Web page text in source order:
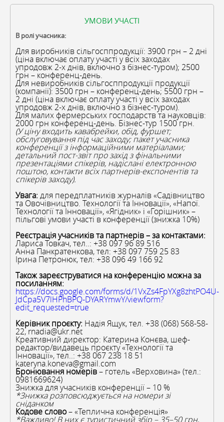
УМОВИ УЧАСТІ
В ролі учасника:
Для виробників сільгосппродукції: 3900 грн – 2 дні
(ціна включає оплату участі у всіх заходах
упродовж 2-х днів, включно з бізнес-туром); 2500
грн – конференц-день.
Для невиробників сільгосппродукції продукції
(компанії): 3500 грн – конференц-день; 5500 грн –
2 дні (ціна включає оплату участі у всіх заходах
упродовж 2-х днів, включно з бізнес-туром).
Для малих фермерських господарств та науковців:
2000 грн конференц-день. Бізнес-тур 1500 грн.
(У ціну входить кавабрейки, обід, фуршет;
обслуговування під час заходу; пакет учасника
конференції з інформаційними матеріалами;
детальний пост-звіт про захід з фінальними
презентаціями спікерів, надіслані електронною
поштою, контакти всіх партнерів-експонентів та
спікерів заходу).
Увага: для передплатників журналів «Садівництво
та Овочівництво. Технології та Інновації», «Напої.
Технології та Інновації», «Ягідник» і «Горішник» –
пільгові умови участі в конференції (знижка 10%)
Реєстрація учасників та партнерів – за контактами:
Лариса Товкач, тел..: +38 097 96 89 516
Анна Панкратенкова, тел: +38 097 759 25 83
Ірина Петронюк, тел: +38 096 49 166 92
Також зареєструватися на конференцію можна за
посиланням:
https://docs.google.com/forms/d/1VxZs4FpYXg8zhtPO4U-
JdCpa5V7lHPhBPQ-DYARYmwY/viewform?
edit_requested=true
Керівник проєкту: Надія Ящук, тел. +38 (068) 568-58-
22, rnadia@ukr.net
Креативний директор: Катерина Конєва, шеф-
редактор/видавець проєкту «Технології та
Інновації», тел..: +38 067 238 18 51
kateryna.koneva@gmail.com
Бронювання номерів– готель «Верховина» (тел.:
0981669624)
Знижка для учасників конференції – 10 %
*Знижка розповсюджується на номери зі
сніданком
Кодове слово– «Теплична конференція»
*Важливо! В них є туристичний збір – 35–50 грн,